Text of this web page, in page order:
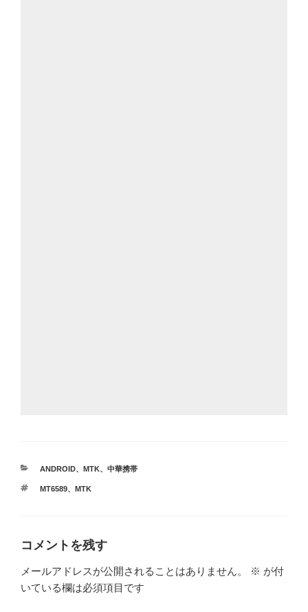
カ
ゴ
ANDROID、 MTK、 中華携帯
タ
MT6589、 MTK
コメントを残す
メールアドレスが公開されることはありません。 ※ が付
いている欄は必須項目です